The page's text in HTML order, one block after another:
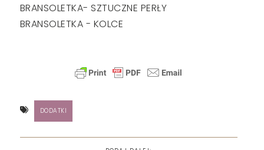
BRANSOLETKA- SZTUCZNE PERŁY
BRANSOLETKA - KOLCE
DODATKI